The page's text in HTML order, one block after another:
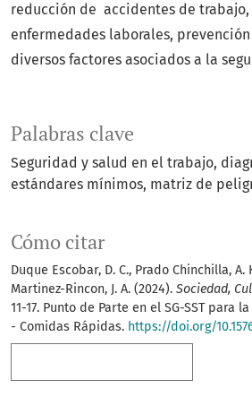
Palabras clave
Seguridad y salud en el trabajo
estándares mínimos matriz de
Cómo citar
Duque Escobar, D. C., Prado Chinchilla, A.
Martinez-Rincon, J. A. (2024). Sociedad,
11-17. Punto de Parte en el SG-SST para
- Comidas Rápidas. https://doi.org/
reducción de accidentes de
enfermedades laborales,
diversos factores asociados a la